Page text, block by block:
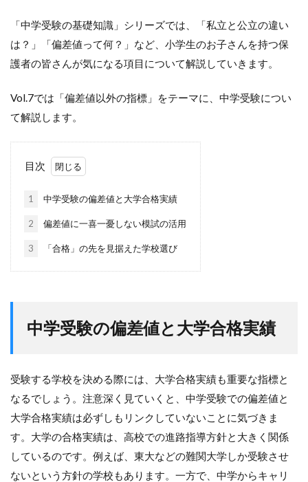
「中学受験の基礎知識」シリーズでは、「私立と公立の違い
は？」「偏差値って何？」など、小学生のお子さんを持つ保
護者の皆さんが気になる項目について解説していきます。
Vol.7では「偏差値以外の指標」をテーマに、中学受験につい
て解説します。
目次
1 中学受験の偏差値と大学合格実績
2 偏差値に一喜一憂しない模試の活用
3 「合格」の先を見据えた学校選び
中学受験の偏差値と大学合格実績
受験する学校を決める際には、大学合格実績も重要な指標と
なるでしょう。注意深く見ていくと、中学受験での偏差値と
大学合格実績は必ずしもリンクしていないことに気づきま
す。大学の合格実績は、高校での進路指導方針と大きく関係
しているのです。例えば、東大などの難関大学しか受験させ
ないという方針の学校もあります。一方で、中学からキャリ